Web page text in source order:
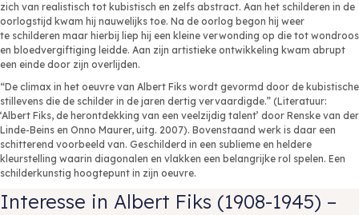
zich van realistisch tot kubistisch en zelfs abstract. Aan het schilderen in de
oorlogstijd kwam hij nauwelijks toe. Na de oorlog begon hij weer
te schilderen maar hierbij liep hij een kleine verwonding op die tot wondroos
en bloedvergiftiging leidde. Aan zijn artistieke ontwikkeling kwam abrupt
een einde door zijn overlijden.
“De climax in het oeuvre van Albert Fiks wordt gevormd door de kubistische
stillevens die de schilder in de jaren dertig vervaardigde.” (Literatuur:
‘Albert Fiks, de herontdekking van een veelzijdig talent’ door Renske van der
Linde-Beins en Onno Maurer, uitg. 2007). Bovenstaand werk is daar een
schitterend voorbeeld van. Geschilderd in een sublieme en heldere
kleurstelling waarin diagonalen en vlakken een belangrijke rol spelen. Een
schilderkunstig hoogtepunt in zijn oeuvre.
Interesse in Albert Fiks (1908-1945) –